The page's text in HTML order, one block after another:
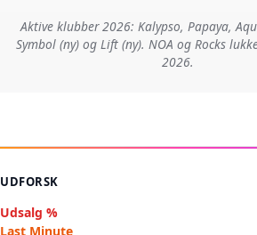
Aktive klubber 2026: Kalypso, Papaya,
Symbol (ny) og Lift (ny). NOA og Rocks
2026.
UDFORSK
Udsalg %
Last Minute